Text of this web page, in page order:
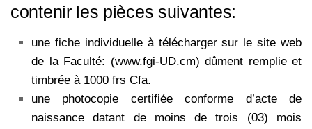
contenir les pièces suivantes:
une fiche individuelle à télécharger sur le site web
de la Faculté: (www.fgi-UD.cm) dûment remplie et
timbrée à 1000 frs Cfa.
une photocopie certifiée conforme d’acte de
naissance datant de moins de trois (03) mois